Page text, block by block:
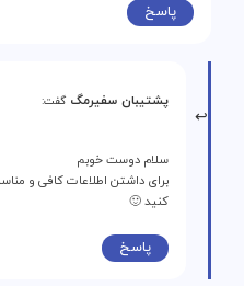
پاسخ
پشتیبان سفیرمگ گفت:
سلام دوست خوبم
برای داشتن اطلاعات کافی و
کنید 🙂
پاسخ